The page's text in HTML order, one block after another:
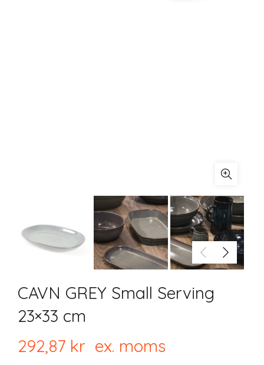
CAVN GREY Small Serving
23×33 cm
292,87 kr ex. moms